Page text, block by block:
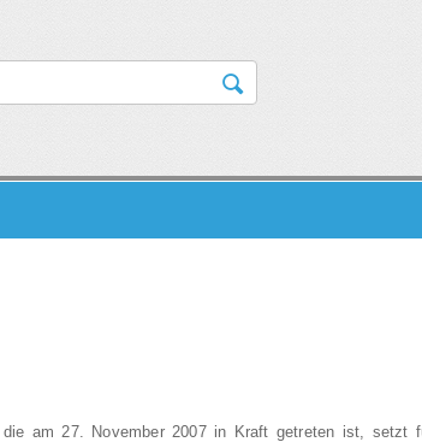
die am 27. November 2007 in Kraft getreten ist, setzt